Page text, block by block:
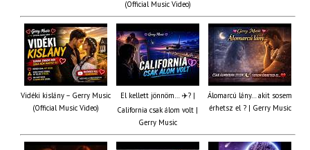
(Official Music Video)
Vidéki kislány – Gerry Music
(Official Music Video)
El kellett jönnöm… ✈️? |
California csak álom volt |
Gerry Music
Álomarcú lány… akit sosem
érhetsz el ? | Gerry Music